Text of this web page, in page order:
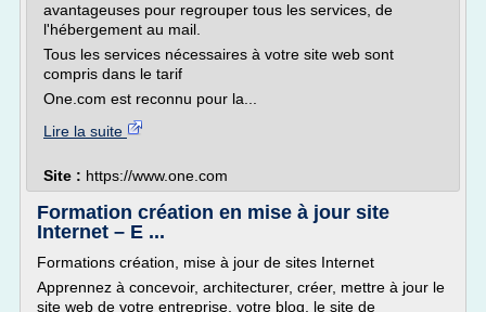
avantageuses pour regrouper tous les services, de
l'hébergement au mail.
Tous les services nécessaires à votre site web sont
compris dans le tarif
One.com est reconnu pour la...
Lire la suite
Site : https://www.one.com
Formation création en mise à jour site
Internet – E ...
Formations création, mise à jour de sites Internet
Apprennez à concevoir, architecturer, créer, mettre à jour le
site web de votre entreprise, votre blog, le site de